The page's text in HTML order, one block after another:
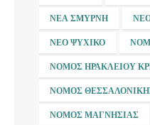
ΝΈΑ ΣΜΎΡΝΗ
ΝΈΟ ΨΥΧΙΚΌ
ΝΟΜΌΣ ΗΡΑΚΛΕΊΟΥ
ΝΟΜΌΣ
ΝΟΜΌΣ ΜΑΓΝΗΣΊΑΣ